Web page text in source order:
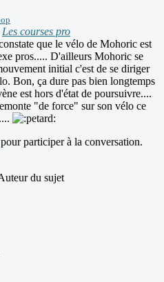
Les courses pro
que le vélo de Mohoric est
pros..... D'ailleurs Mohoric se
initial c'est de se diriger
Bon, ça dure pas bien longtemps
est hors d'état de poursuivre....
"de force" sur son vélo ce
pour participer à la conversation.
du sujet